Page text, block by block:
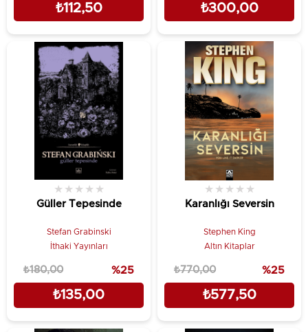
₺112,50 ₺300,00
Güller Tepesinde
★ ★ ★ ★ ★
Stefan Grabinski
İthaki Yayınları
₺135,00
₺180,00 %25
Karanlığı Seversin
★ ★ ★ ★ ★
Stephen King
Altın Kitaplar
₺577,50
₺770,00 %25